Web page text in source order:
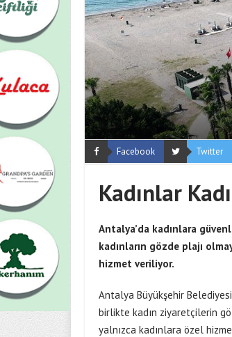
Facebook Twitter
Kadınlar
Antalya’da kadınlara
kadınların gözde plajı
hizmet veriliyor.
Antalya Büyükşehir
birlikte kadın ziyaretçilerin
yalnızca kadınlara özel